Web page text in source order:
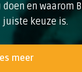
en waarom
juiste keuze is.
meer